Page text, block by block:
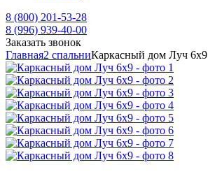
8 (800) 201-53-28
8 (996) 939-40-00
Заказать звонок
Главная2 спальниКаркасный дом Луч 6х9